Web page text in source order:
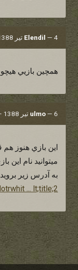
Elendil — 4 تیر 1388 — ساعت 23:26
همچين بازيي
ulmo — 6 تیر 1388 — ساعت 12:28
اين بازي هنوز
به آدرس زير
... lt;title;2